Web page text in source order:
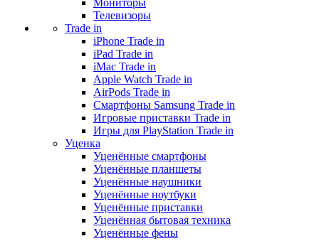
Мониторы
Телевизоры
Trade in
iPhone Trade in
iPad Trade in
iMac Trade in
Apple Watch Trade in
AirPods Trade in
Смартфоны Samsung Trade in
Игровые приставки Trade in
Игры для PlayStation Trade in
Уценка
Уценённые смартфоны
Уценённые планшеты
Уценённые наушники
Уценённые ноутбуки
Уценённые приставки
Уценённая бытовая техника
Уценённые фены